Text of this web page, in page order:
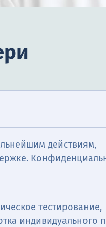
действиям,
тестирование,
индивидуального